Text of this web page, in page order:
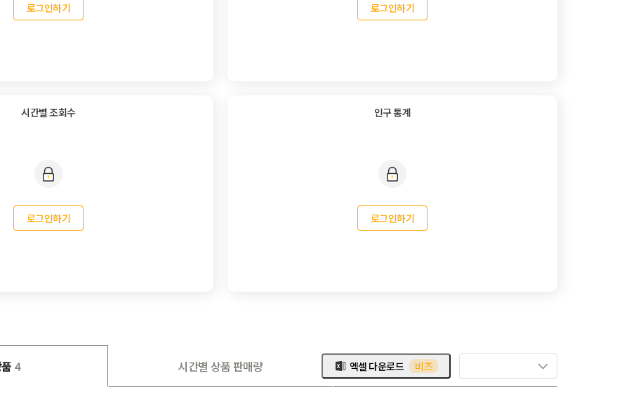
로그인하기 로그인하기
시간별 조회수
로그인하기
인구 통계
로그인하기
4 시간별 상품 판매량 엑셀 다운로드 비즈